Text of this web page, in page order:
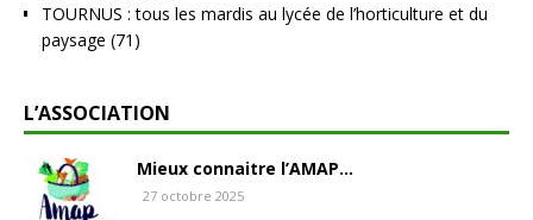
TOURNUS : tous les mardis au lycée de l’horticulture et du
paysage (71)
L’ASSOCIATION
Mieux connaitre l’AMAP…
27 octobre 2025